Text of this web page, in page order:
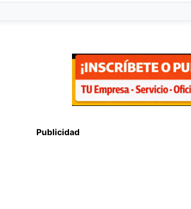
Publicidad